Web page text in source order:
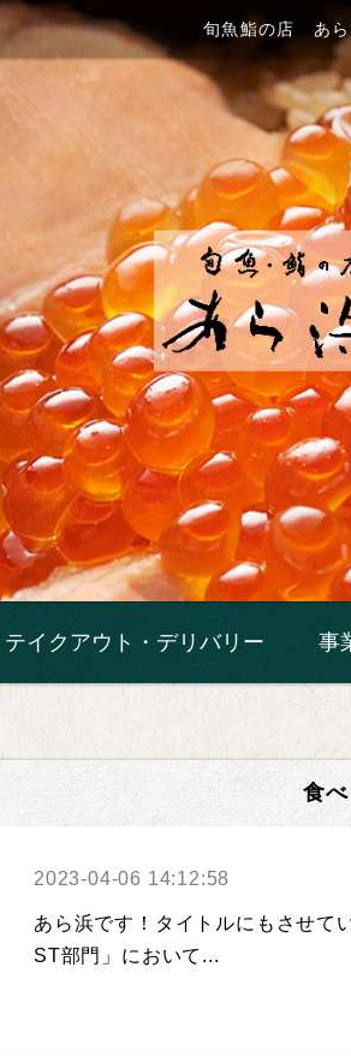
旬魚鮨の店 あ
テイクアウト・デリバリー 事
食
2023-04-06 14:12:58
あら浜です！タイトルにもさせて
ST部門」において...